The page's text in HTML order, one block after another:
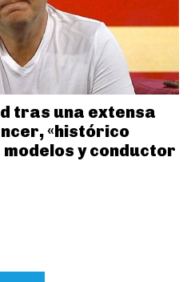
tras una extensa
«histórico
y conductor